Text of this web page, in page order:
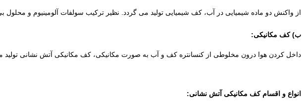
از واکنش دو ماده شیمیایی در آب، کف شیمیایی تولید می گردد. نظیر ترکیب سولفات آلومینیوم و محلول
ب) کف مکانیکی:
داخل کردن هوا درون مخلوطی از کنسانتره کف و آب به صورت مکانیکی، کف مکانیکی آتش نشانی
انواع و اقسام کف مکانیکی آتش نشانی: